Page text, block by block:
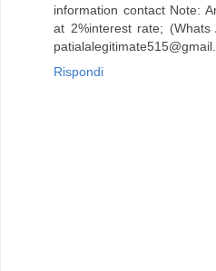
information contact Note:
at 2%interest rate; (Whats
Rispondi